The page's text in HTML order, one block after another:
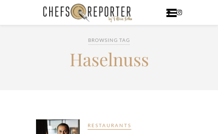
BROWSING TAG
Haselnuss
RESTAURANTS